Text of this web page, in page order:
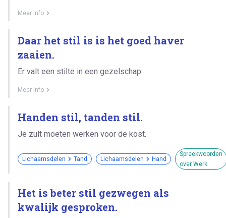
Meer info
Daar het stil is is het goed haver
zaaien.
Er valt een stilte in een gezelschap.
Meer info
Handen stil, tanden stil.
Je zult moeten werken voor de kost.
Lichaamsdelen Tand Lichaamsdelen Hand
Spreekwoorden
over Werk
Het is beter stil gezwegen als
kwalijk gesproken.